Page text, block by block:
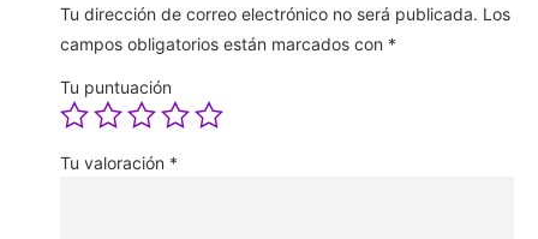
Tu dirección de correo electrónico no será publicada. Los
campos obligatorios están marcados con *
Tu puntuación
Tu valoración *